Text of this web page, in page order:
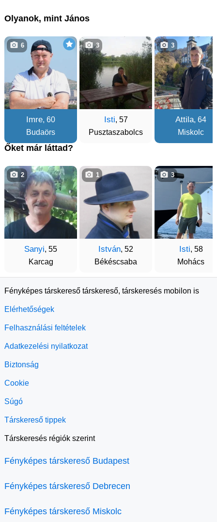
Olyanok, mint János
Imre, 60
Budaörs
6
Isti, 57
Pusztaszabolcs
3
Attila, 64
Miskolc
3
Őket már láttad?
Sanyi, 55
Karcag
2
István, 52
Békéscsaba
1
Isti, 58
Mohács
3
Fényképes társkereső társkereső, társkeresés mobilon is
Elérhetőségek
Felhasználási feltételek
Adatkezelési nyilatkozat
Biztonság
Cookie
Súgó
Társkereső tippek
Társkeresés régiók szerint
Fényképes társkereső Budapest
Fényképes társkereső Debrecen
Fényképes társkereső Miskolc